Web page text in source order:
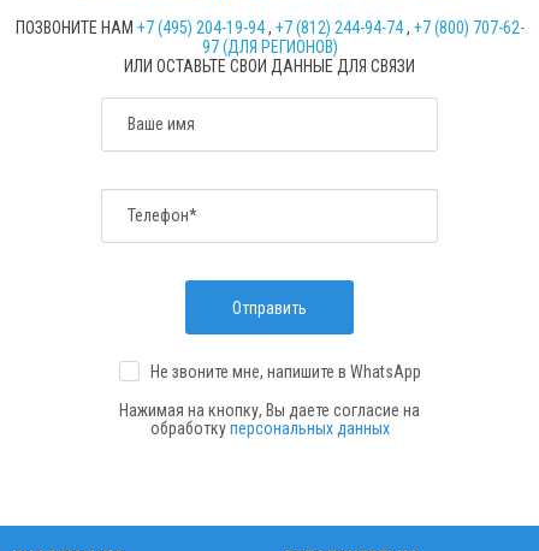
ПОЗВОНИТЕ НАМ +7 (495) 204-19-94, +7 (812) 244-94-74, +7 (800) 707-62-
97 (ДЛЯ РЕГИОНОВ)
ИЛИ ОСТАВЬТЕ СВОИ ДАННЫЕ ДЛЯ СВЯЗИ
Ваше имя
Телефон*
Отправить
Не звоните мне, напишите в WhatsApp
Нажимая на кнопку, Вы даете согласие на
обработкуперсональных данных